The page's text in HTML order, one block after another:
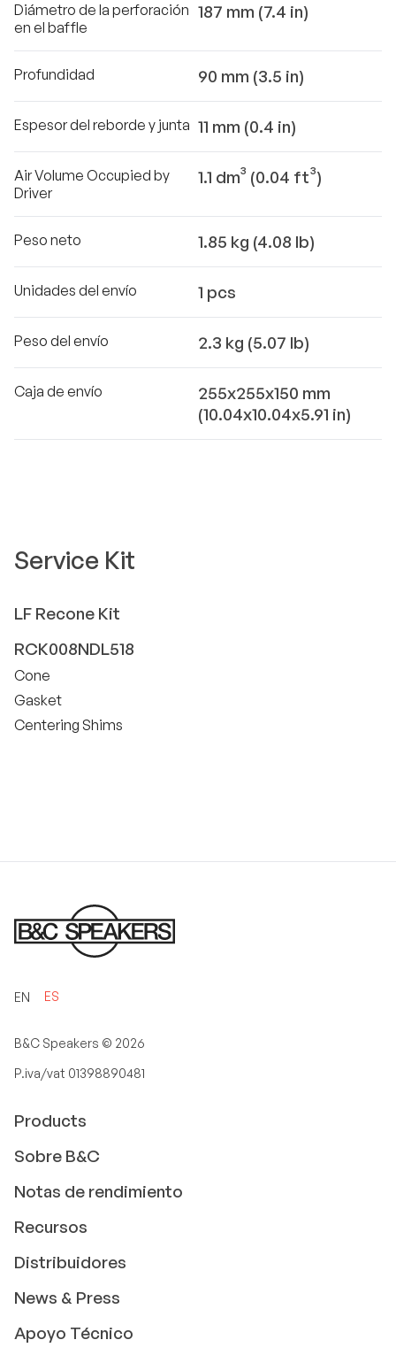
Diámetro de la perforación
en el baffle
187 mm (7.4 in)
Profundidad 90 mm (3.5 in)
Espesor del reborde y junta 11 mm (0.4 in)
Air Volume Occupied by
Driver
1.1 dm³ (0.04 ft³)
Peso neto 1.85 kg (4.08 lb)
Unidades del envío 1 pcs
Peso del envío 2.3 kg (5.07 lb)
Caja de envío
255x255x150 mm
(10.04x10.04x5.91 in)
Service Kit
LF Recone Kit
RCK008NDL518
Cone
Gasket
Centering Shims
EN ES
B&C Speakers © 2026
P.iva/vat 01398890481
Products
Sobre B&C
Notas de rendimiento
Recursos
Distribuidores
News & Press
Apoyo Técnico